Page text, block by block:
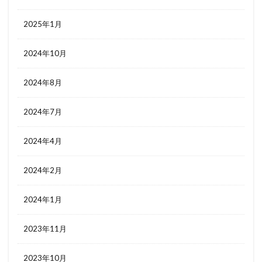
2025年1月
2024年10月
2024年8月
2024年7月
2024年4月
2024年2月
2024年1月
2023年11月
2023年10月